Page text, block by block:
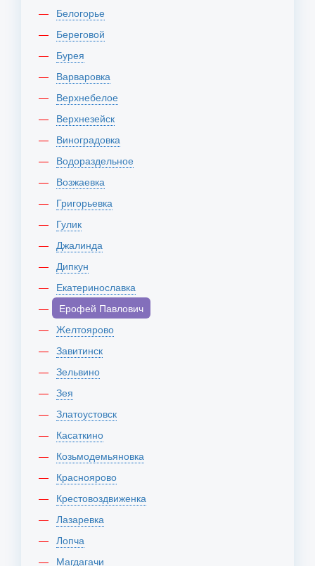
Белогорье
Береговой
Бурея
Варваровка
Верхнебелое
Верхнезейск
Виноградовка
Водораздельное
Возжаевка
Григорьевка
Гулик
Джалинда
Дипкун
Екатеринославка
Ерофей Павлович
Желтоярово
Завитинск
Зельвино
Зея
Златоустовск
Касаткино
Козьмодемьяновка
Красноярово
Крестовоздвиженка
Лазаревка
Лопча
Магдагачи